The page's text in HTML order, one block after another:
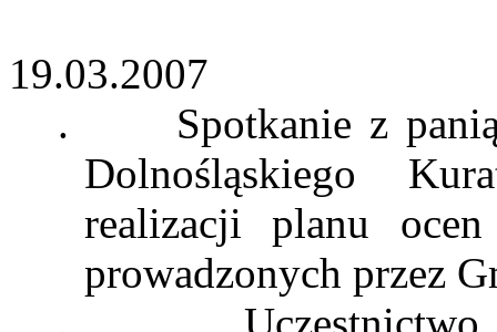
19.03.2007
.
Spotkanie z
Dolnośląskiego
realizacji planu
prowadzonych przez